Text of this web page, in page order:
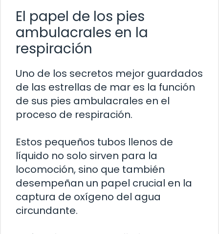
El papel de los pies
ambulacrales en la
respiración
Uno de los secretos mejor guardados
de las estrellas de mar es la función
de sus pies ambulacrales en el
proceso de respiración.
Estos pequeños tubos llenos de
líquido no solo sirven para la
locomoción, sino que también
desempeñan un papel crucial en la
captura de oxígeno del agua
circundante.